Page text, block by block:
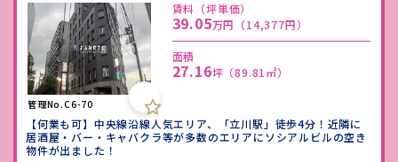
管理No.C6-70
賃料（坪単価）
39.05万円 （14,377円）
面積
27.16坪 （89.81㎡）
【何業も可】中央線沿線人気エリア、「立川駅」徒歩4分！近隣に
居酒屋・バー・キャバクラ等が多数のエリアにソシアルビルの空き
物件が出ました！